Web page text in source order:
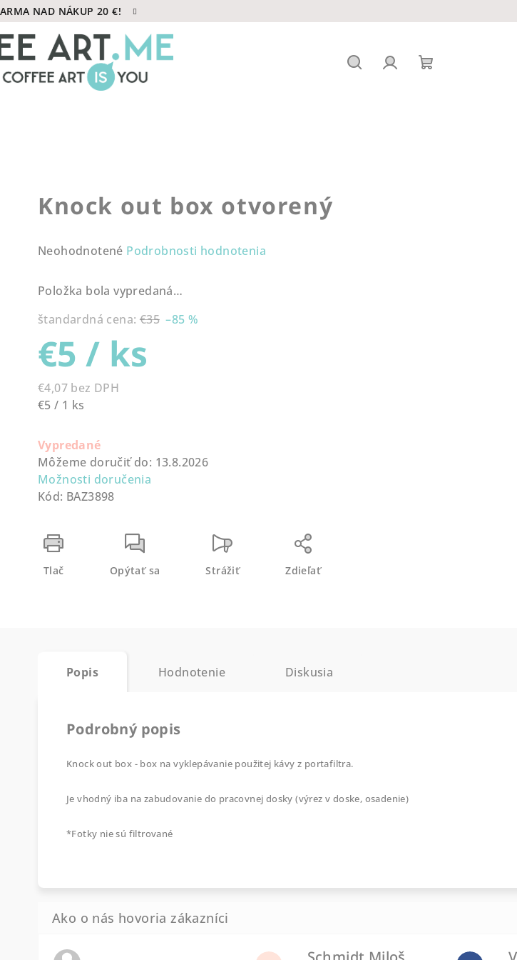
NAD NÁKUP 20 €!
Knock out box otvorený
Priemerné
produktu
0,0
5
hviezdičiek.
Neohodnotené Podrobnosti hodnotenia
Položka bola vypredaná…
štandardná cena: €35 –85 %
€5/ ks
€4,07 bez DPH
Jednotková
€5 / 1 ks
Vypredané
Môžeme doručiť do: 13.8.2026
Možnosti doručenia
Kód: BAZ3898
Tlač Opýtať sa Strážiť Zdieľať
Popis Hodnotenie Diskusia
Podrobný popis
Knock out box - box na vyklepávanie použitej kávy z portafiltra.
Je vhodný iba na zabudovanie do pracovnej dosky (výrez v doske, osadenie)
*Fotky nie sú filtrované